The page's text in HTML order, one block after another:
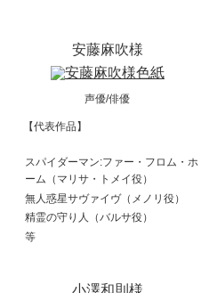
安藤麻吹様
声優/俳優
【代表作品】
スパイダーマン:ファー・フロム・ホ
ーム（マリサ・トメイ役）
無人惑星サヴァイヴ（メノリ役）
精霊の守り人（バルサ役）
等
小澤和則様